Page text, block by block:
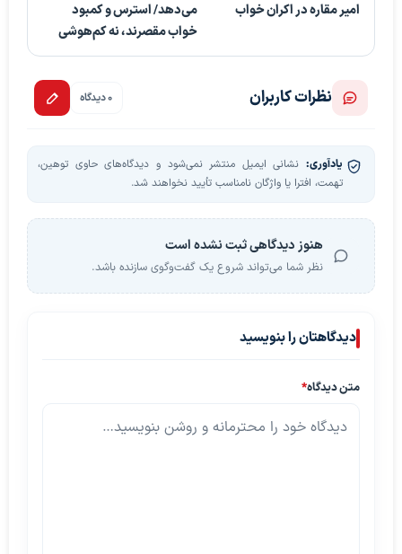
امیر مقاره در اکران خواب
می‌دهد/ استرس و کمبود
خواب مقصرند، نه کم‌هوشی
نظرات کاربران 0 دیدگاه
یادآوری: نشانی ایمیل منتشر نمی‌شود و دیدگاه‌های حاوی توهین،
تهمت، افترا یا واژگان نامناسب تأیید نخواهند شد.
هنوز دیدگاهی ثبت نشده است
نظر شما می‌تواند شروع یک گفت‌وگوی سازنده باشد.
دیدگاهتان را بنویسید
متن دیدگاه*